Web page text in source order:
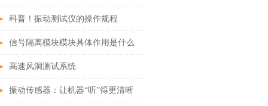
科普！振动测试仪的操作规程
信号隔离模块模块具体作用是什么
呢？
高速风洞测试系统
振动传感器：让机器“听”得更清晰